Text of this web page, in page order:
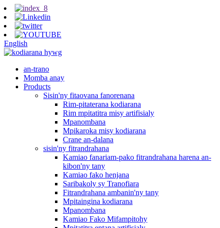
English
an-trano
Momba anay
Products
Sisin'ny fitaovana fanorenana
Rim-pitaterana kodiarana
Rim mpitatitra misy artifisialy
Mpanombana
Mpikaroka misy kodiarana
Crane an-dalana
sisin'ny fitrandrahana
Kamiao fanariam-pako fitrandrahana harena an-
kibon'ny tany
Kamiao fako henjana
Saribakoly sy Tranofiara
Fitrandrahana ambanin'ny tany
Mpitaingina kodiarana
Mpanombana
Kamiao Fako Mifampitohy